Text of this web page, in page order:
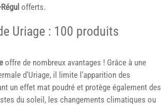
offerts.
Uriage : 100 produits
offre de nombreux avantages ! Grâce à une
d’Uriage, il limite l’apparition des
un effet mat poudré et protège également des
du soleil, les changements climatiques ou